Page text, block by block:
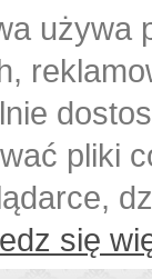
używa
pliki
się